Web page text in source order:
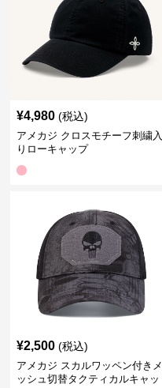
¥4,980 (税込)
アメカジ クロスモチーフ刺繍入
りローキャップ
¥2,500 (税込)
アメカジ スカルワッペン付きメ
ッシュ切替タクティカルキャッ